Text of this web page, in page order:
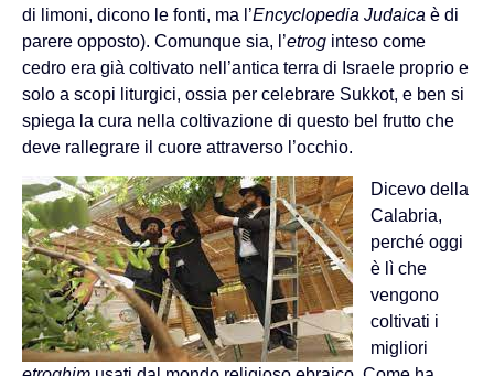
di limoni, dicono le fonti, ma l’Encyclopedia Judaica è di
parere opposto). Comunque sia, l’etrog inteso come
cedro era già coltivato nell’antica terra di Israele proprio e
solo a scopi liturgici, ossia per celebrare Sukkot, e ben si
spiega la cura nella coltivazione di questo bel frutto che
deve rallegrare il cuore attraverso l’occhio.
Dicevo della
Calabria,
perché oggi
è lì che
vengono
coltivati i
migliori